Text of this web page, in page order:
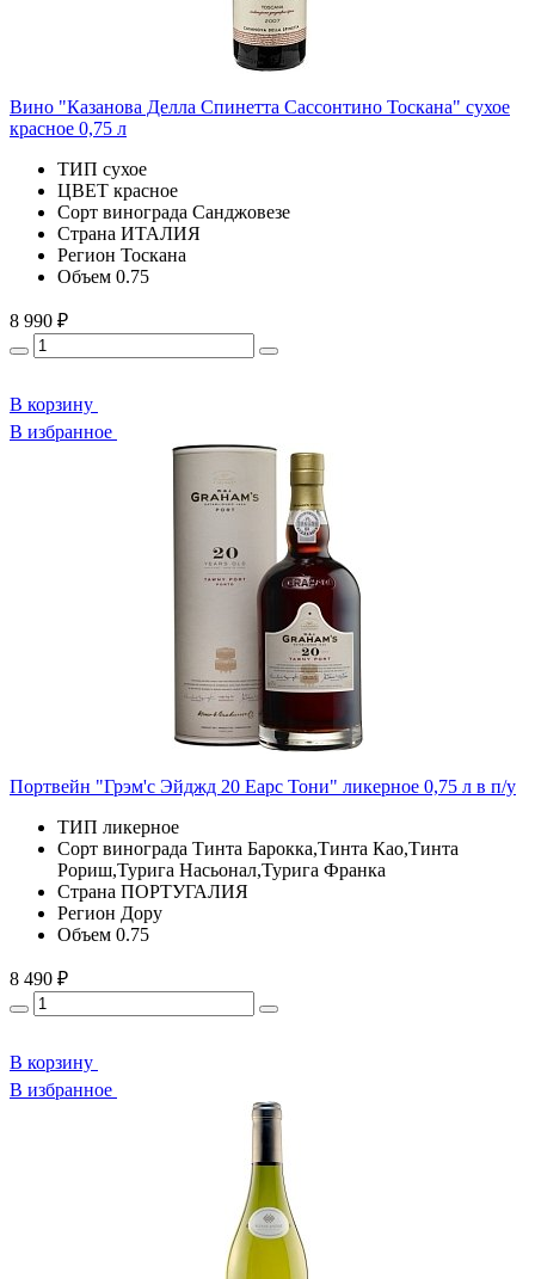
Вино "Казанова Делла Спинетта Сассонтино Тоскана" сухое
красное 0,75 л
ТИП сухое
ЦВЕТ красное
Сорт винограда Санджовезе
Страна ИТАЛИЯ
Регион Тоскана
Объем 0.75
8 990 ₽
В корзину
В избранное
Портвейн "Грэм'с Эйджд 20 Еарс Тони" ликерное 0,75 л в п/у
ТИП ликерное
Сорт винограда Тинта Барокка,Тинта Као,Тинта
Рориш,Турига Насьонал,Турига Франка
Страна ПОРТУГАЛИЯ
Регион Дору
Объем 0.75
8 490 ₽
В корзину
В избранное